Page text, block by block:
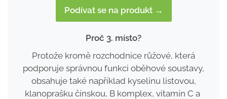
Podívat se na produkt →
Proč 3. místo?
Protože kromě rozchodnice růžové, která
podporuje správnou funkci oběhové soustavy,
obsahuje také například kyselinu listovou,
klanoprašku čínskou, B komplex, vitamín C a